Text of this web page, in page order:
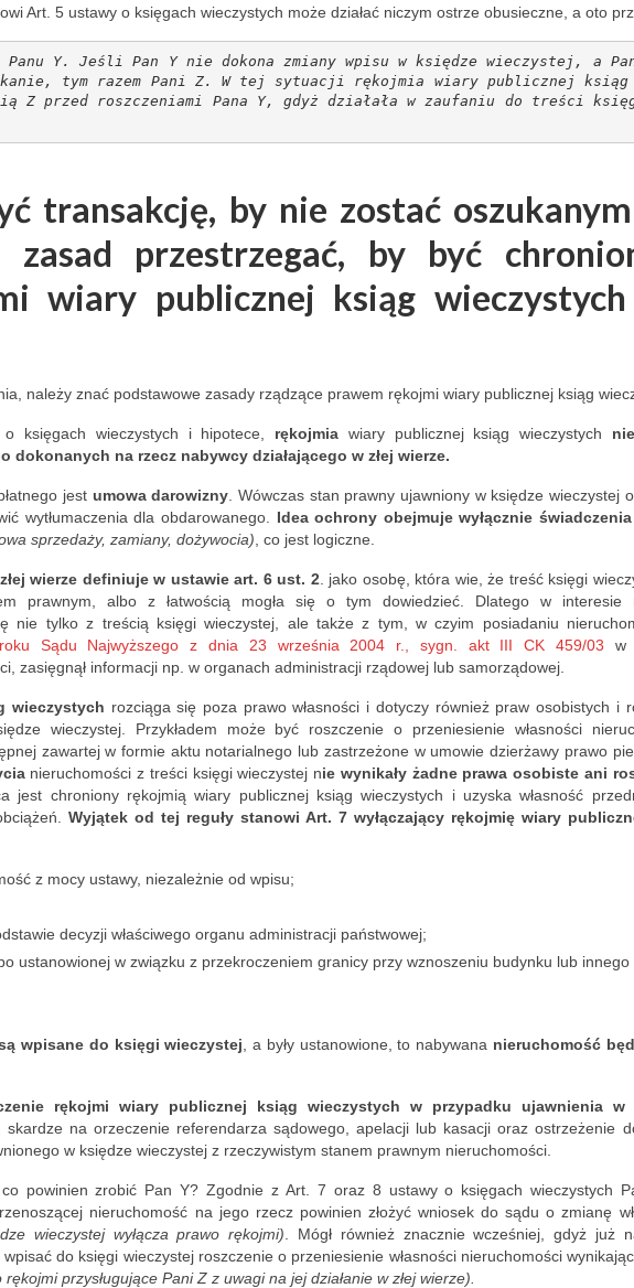
Art. 5 ustawy o księgach wieczystych może działać niczym ostrze obusieczne, a oto
Panu Y. Jeśli Pan Y nie dokona zmiany wpisu w księdze wieczystej, a
tym razem Pani Z. W tej sytuacji rękojmia wiary publicznej ksiąg
Z przed roszczeniami Pana Y, gdyż działała w zaufaniu do treści
transakcję, by nie zostać
zasad przestrzegać, by być
wiary publicznej ksiąg
należy znać podstawowe zasady rządzące prawem rękojmi wiary publicznej ksiąg
księgach wieczystych i hipotece, rękojmia wiary publicznej ksiąg wieczystych
dokonanych na rzecz nabywcy działającego w złej wierze.
jest umowa darowizny . Wówczas stan prawny ujawniony w księdze wieczystej
wytłumaczenia dla obdarowanego. Idea ochrony obejmuje wyłącznie
sprzedaży, zamiany, dożywocia) , co jest logiczne.
wierze definiuje w ustawie art. 6 ust. 2. jako osobę, która wie, że treść księgi
prawnym, albo z łatwością mogła się o tym dowiedzieć. Dlatego w interesie
nie tylko z treścią księgi wieczystej, ale także z tym, w czyim posiadaniu
Sądu Najwyższego z dnia 23 września 2004 r., sygn. akt III CK 459/03 w
zasięgnął informacji np. w organach administracji rządowej lub samorządowej.
wieczystych rozciąga się poza prawo własności i dotyczy również praw osobistych i
wieczystej. Przykładem może być roszczenie o przeniesienie własności
zawartej w formie aktu notarialnego lub zastrzeżone w umowie dzierżawy prawo
nieruchomości z treści księgi wieczystej nie wynikały żadne prawa osobiste ani
jest chroniony rękojmią wiary publicznej ksiąg wieczystych i uzyska własność
Wyjątek od tej reguły stanowi Art. 7 wyłączający rękojmię wiary
z mocy ustawy, niezależnie od wpisu;
decyzji właściwego organu administracji państwowej;
ustanowionej w związku z przekroczeniem granicy przy wznoszeniu budynku lub innego
wpisane do księgi wieczystej , a były ustanowione, to nabywana nieruchomość
rękojmi wiary publicznej ksiąg wieczystych w przypadku ujawnienia w
skardze na orzeczenie referendarza sądowego, apelacji lub kasacji oraz ostrzeżenie
w księdze wieczystej z rzeczywistym stanem prawnym nieruchomości.
powinien zrobić Pan Y? Zgodnie z Art. 7 oraz 8 ustawy o księgach wieczystych
nieruchomość na jego rzecz powinien złożyć wniosek do sądu o zmianę
wieczystej wyłącza prawo rękojmi) . Mógł również znacznie wcześniej, gdyż już
do księgi wieczystej roszczenie o przeniesienie własności nieruchomości
przysługujące Pani Z z uwagi na jej działanie w złej wierze).
and that I hadn't intended
to harm the owner in any
way. They requested a
refund for the first
The owner stated that he
cancellation occurred or
that I'd paid for the same
thing twice. Satisfied, he
charged me twice for the
same thing and wrote that
want any further contact.
The owner advertises
himself as a financial
advisor operating in
Warsaw. As you can see,
he's an expert at raising
money. He advertises that
he has 12 apartments for
rent on Booking.com and
Airbnb. Here's a list of
apartments so you never
stumble upon him! One
apartment in Gdynia,
Apartment Wiesio, and 11
apartments in Łódź:
Apartment Sen,
Apartment Jawa,
Apartment Mirek,
Apartment Bravo,
Apartment Turoszowska,
Apartment Karolewska,
Verde...it's high time for
owner of the apartment,
who runs this company,
can easily be verified in
and mortgage registers,
which I did, of course.